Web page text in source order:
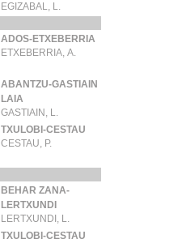
EGIZABAL, L.
ADOS-ETXEBERRIA
ETXEBERRIA, A.
ABANTZU-GASTIAIN
LAIA
GASTIAIN, L.
TXULOBI-CESTAU
CESTAU, P.
BEHAR ZANA-
LERTXUNDI
LERTXUNDI, L.
TXULOBI-CESTAU